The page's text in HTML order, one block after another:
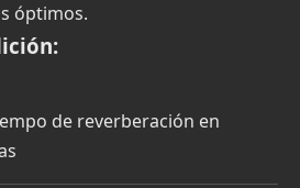
óptimos.
de reverberación en